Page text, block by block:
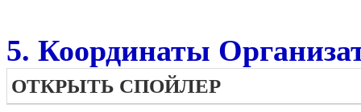
5. Координаты
ОТКРЫТЬ СПОЙЛЕР